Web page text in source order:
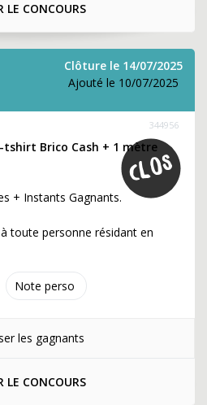
LE CONCOURS
Clôture le 14/07/2025
Ajouté le 10/07/2025
Note perso
344956
Brico Cash + 1 mètre
+ Instants Gagnants.
toute personne résidant en
les gagnants
LE CONCOURS